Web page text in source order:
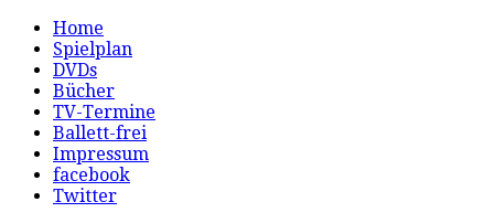
Home
Spielplan
DVDs
Bücher
TV-Termine
Ballett-frei
Impressum
facebook
Twitter